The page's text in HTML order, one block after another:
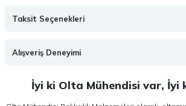
Taksit Seçenekleri
Alışveriş Deneyimi
İyi ki Olta Mühendisi var, İyi